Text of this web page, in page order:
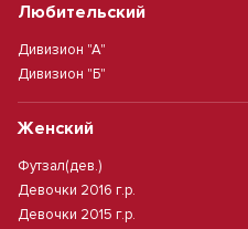
Любительский
Дивизион "А"
Дивизион "Б"
Женский
Футзал(дев.)
Девочки 2016 г.р.
Девочки 2015 г.р.